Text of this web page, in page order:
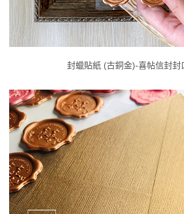
封蠟貼紙 (古銅金)-喜帖信封封